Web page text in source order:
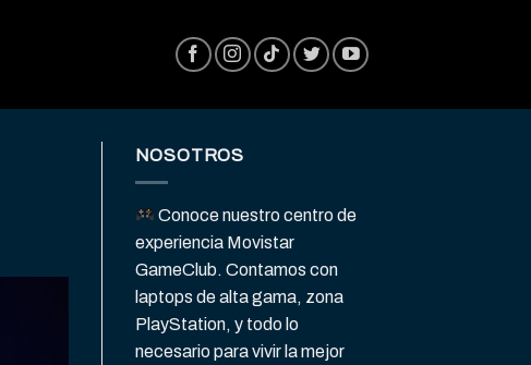
NOSOTROS
Conoce nuestro centro de
experiencia Movistar
GameClub. Contamos con
laptops de alta gama, zona
PlayStation, y todo lo
necesario para vivir la mejor